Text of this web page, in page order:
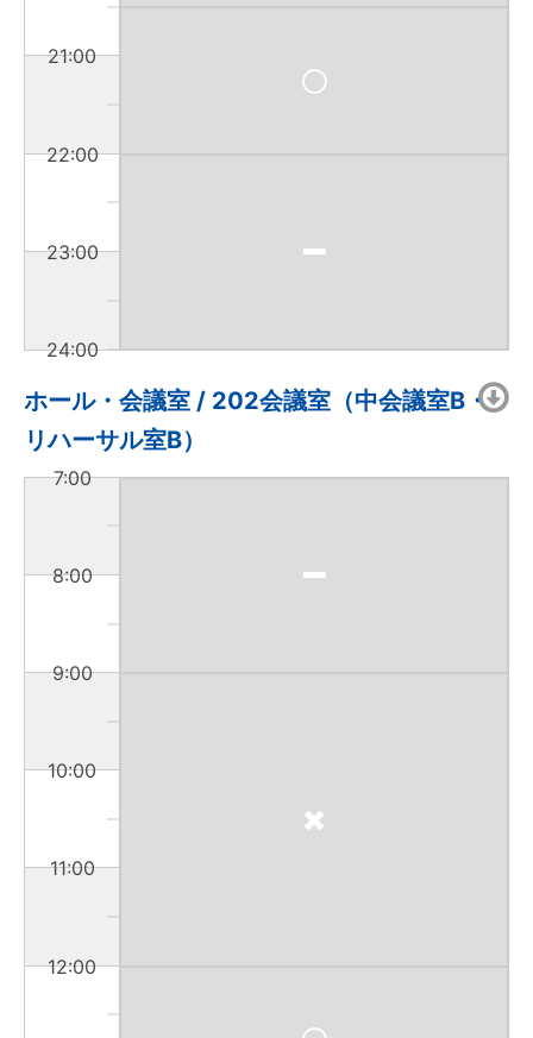
21:00
22:00
23:00
24:00
ホール・会議室 / 202会議室（中会議室B・
リハーサル室B）
7:00
8:00
9:00
10:00
11:00
12:00